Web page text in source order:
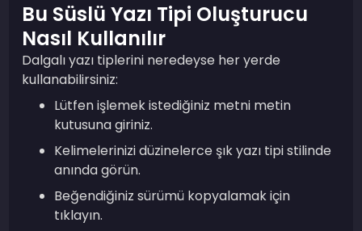
Bu Süslü Yazı Tipi Oluşturucu
Nasıl Kullanılır
Dalgalı yazı tiplerini neredeyse her yerde
kullanabilirsiniz:
Lütfen işlemek istediğiniz metni metin
kutusuna giriniz.
Kelimelerinizi düzinelerce şık yazı tipi stilinde
anında görün.
Beğendiğiniz sürümü kopyalamak için
tıklayın.